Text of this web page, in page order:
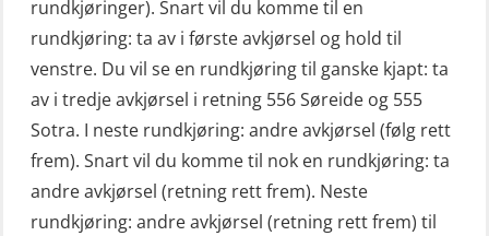
Livbåtfører grunnkurs m/E-læring
Konvensjonell livbåt (OSEBLE005)
Livbåtfører konvensjonell livbåt –
grunnleggende (OSE135)
Livbåtfører konvensjonell repetisjon
(OSE1361)
Ulykkesgransking – Webinar (LSP103)
VHF / SRC 2 dager (ORC104)
Videregående sikkerhetsopplæring
for skipsoffiserer (MBS100)
rundkjøringer). Snart vil du komme til en
rundkjøring: ta av i første avkjørsel og hold til
venstre. Du vil se en rundkjøring til ganske kjapt: ta
av i tredje avkjørsel i retning 556 Søreide og 555
Sotra. I neste rundkjøring: andre avkjørsel (følg rett
frem). Snart vil du komme til nok en rundkjøring: ta
andre avkjørsel (retning rett frem). Neste
rundkjøring: andre avkjørsel (retning rett frem) til